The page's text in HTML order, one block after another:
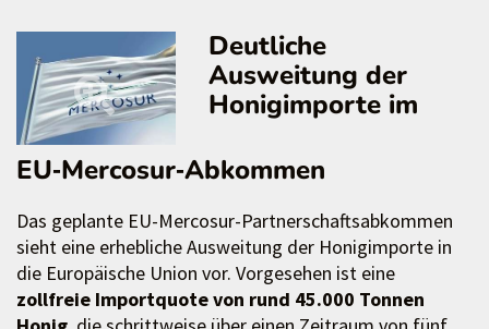
Deutliche
Ausweitung der
Honigimporte im
EU‑Mercosur‑Abkommen
Das geplante EU-Mercosur-Partnerschaftsabkommen
sieht eine erhebliche Ausweitung der Honigimporte in
die Europäische Union vor. Vorgesehen ist eine
zollfreie Importquote von rund 45.000 Tonnen